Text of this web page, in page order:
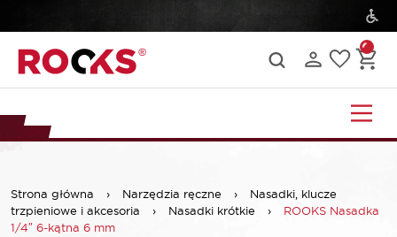
Strona główna › Narzędzia ręczne ›
Nasadki, klucze
trzpieniowe i akcesoria
› Nasadki krótkie ›
ROOKS Nasadka
1/4″ 6-kątna 6 mm